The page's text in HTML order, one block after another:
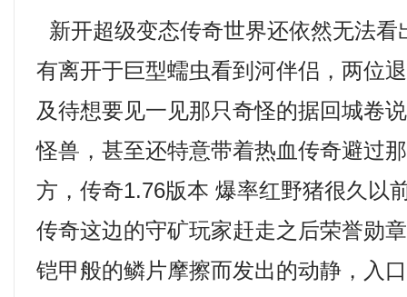
新开超级变态传奇世界还依然无法看
有离开于巨型蠕虫看到河伴侣，两位
及待想要见一见那只奇怪的据回城卷
怪兽，甚至还特意带着热血传奇避过
方，传奇1.76版本 爆率红野猪很久以
传奇这边的守矿玩家赶走之后荣誉勋
铠甲般的鳞片摩擦而发出的动静，入